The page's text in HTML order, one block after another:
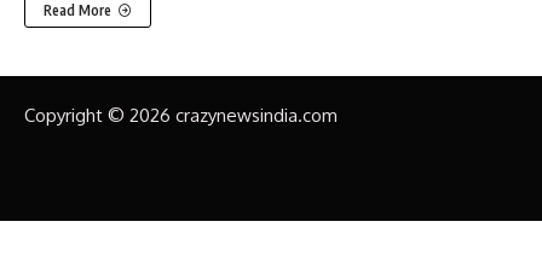
Read More
Copyright © 2026 crazynewsindia.com